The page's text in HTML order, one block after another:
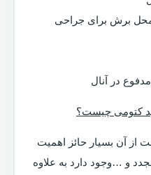
محل برش برای جراحی
در آنال
کتومی چیست؟
از آن بسیار حائز اهمیت
و …وجود دارد به علاوه